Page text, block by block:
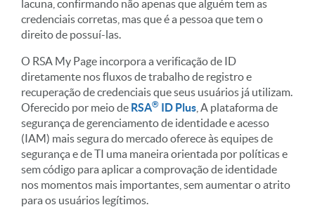
lacuna, confirmando não apenas que alguém tem as
credenciais corretas, mas que é a pessoa que tem o
direito de possuí-las.
O RSA My Page incorpora a verificação de ID
diretamente nos fluxos de trabalho de registro e
recuperação de credenciais que seus usuários já utilizam.
Oferecido por meio de RSA® ID Plus , A plataforma de
segurança de gerenciamento de identidade e acesso
(IAM) mais segura do mercado oferece às equipes de
segurança e de TI uma maneira orientada por políticas e
sem código para aplicar a comprovação de identidade
nos momentos mais importantes, sem aumentar o atrito
para os usuários legítimos.